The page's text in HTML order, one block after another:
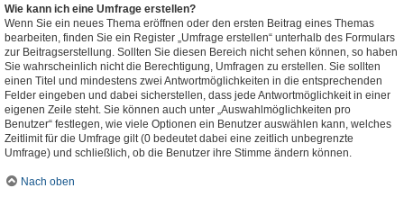
Wie kann ich eine Umfrage erstellen?
Wenn Sie ein neues Thema eröffnen oder den ersten Beitrag eines Themas
bearbeiten, finden Sie ein Register „Umfrage erstellen“ unterhalb des Formulars
zur Beitragserstellung. Sollten Sie diesen Bereich nicht sehen können, so haben
Sie wahrscheinlich nicht die Berechtigung, Umfragen zu erstellen. Sie sollten
einen Titel und mindestens zwei Antwortmöglichkeiten in die entsprechenden
Felder eingeben und dabei sicherstellen, dass jede Antwortmöglichkeit in einer
eigenen Zeile steht. Sie können auch unter „Auswahlmöglichkeiten pro
Benutzer“ festlegen, wie viele Optionen ein Benutzer auswählen kann, welches
Zeitlimit für die Umfrage gilt (0 bedeutet dabei eine zeitlich unbegrenzte
Umfrage) und schließlich, ob die Benutzer ihre Stimme ändern können.
Nach oben